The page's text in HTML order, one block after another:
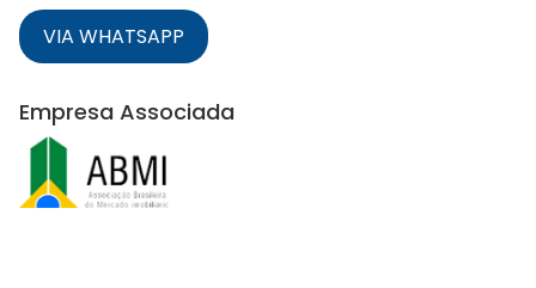
VIA WHATSAPP
Empresa Associada